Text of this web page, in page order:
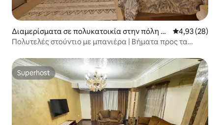
Διαμερίσματα σε πολυκατοικία στην πόλη Al
Mintaqah as Sādisah
Μέση
4,93 (28)
Πολυτελές στούντιο με μπανιέρα | Βήματα προς τα
Superhost
Superhost